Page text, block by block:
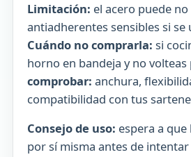
Limitación: el acero puede
antiadherentes sensibles si se
Cuándo no comprarla: si
horno en bandeja y no volteas
comprobar: anchura,
compatibilidad con tus
Consejo de uso: espera a que
por sí misma antes de